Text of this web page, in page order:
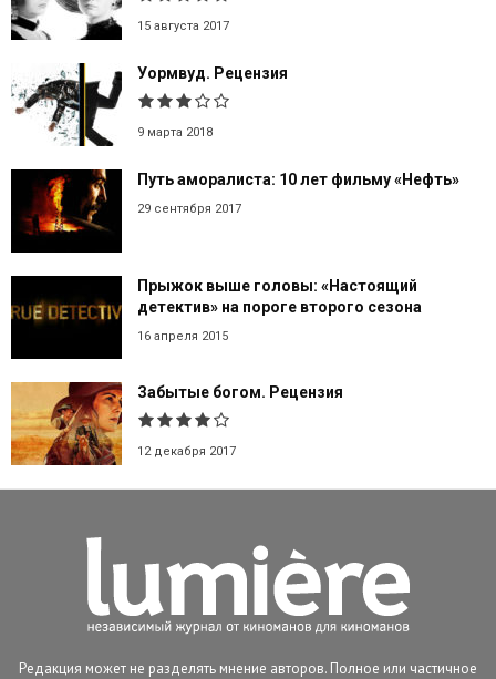
15 августа 2017
Уормвуд. Рецензия
9 марта 2018
Путь аморалиста: 10 лет фильму «Нефть»
29 сентября 2017
Прыжок выше головы: «Настоящий
детектив» на пороге второго сезона
16 апреля 2015
Забытые богом. Рецензия
12 декабря 2017
Редакция может не разделять мнение авторов. Полное или частичное